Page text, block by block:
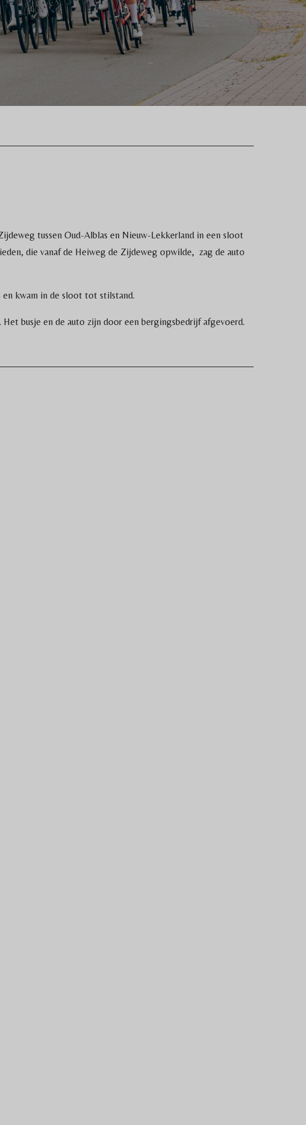
tussen Oud-Alblas en Nieuw-Lekkerland in een sloot
die vanaf de Heiweg de Zijdeweg opwilde, zag de auto
en kwam in de sloot tot stilstand.
busje en de auto zijn door een bergingsbedrijf afgevoerd.